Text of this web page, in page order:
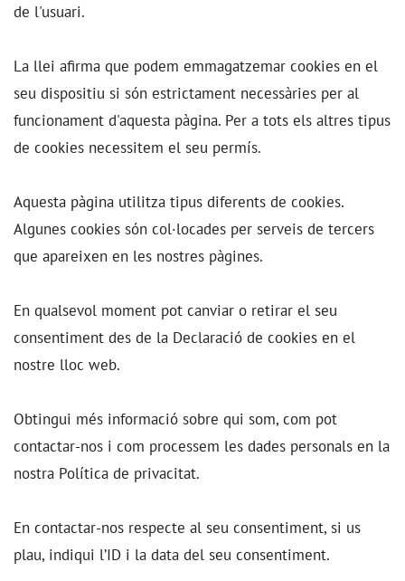
de l'usuari.
La llei afirma que podem emmagatzemar cookies en el
seu dispositiu si són estrictament necessàries per al
funcionament d'aquesta pàgina. Per a tots els altres tipus
de cookies necessitem el seu permís.
Aquesta pàgina utilitza tipus diferents de cookies.
Algunes cookies són col·locades per serveis de tercers
que apareixen en les nostres pàgines.
En qualsevol moment pot canviar o retirar el seu
consentiment des de la Declaració de cookies en el
nostre lloc web.
Obtingui més informació sobre qui som, com pot
contactar-nos i com processem les dades personals en la
nostra Política de privacitat.
En contactar-nos respecte al seu consentiment, si us
plau, indiqui l’ID i la data del seu consentiment.